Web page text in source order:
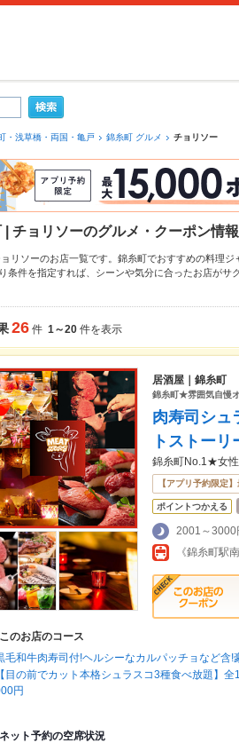
・浅草橋・両国・亀戸 錦糸町 グルメ チョリソー
| チョリソーのグルメ・クーポン情報
リソーのお店一覧です。錦糸町でおすすめの料理ジ
条件を指定すれば、シーンや気分に合ったお店が
大中です。友達どうしの飲み会にも、会社の宴会に
26 件 1～20 件を表示
居酒屋｜錦糸町
錦糸町★雰囲気自慢
肉寿司シュ
トストーリ
錦糸町No.1★女性
【アプリ予約限定
ポイントつかえる
2001～3000
このお店のコース
毛和牛肉寿司付!ヘルシーなカルパッチョなど
【目の前でカット本格シュラスコ3種食べ放題】
円
ネット予約の空席状況